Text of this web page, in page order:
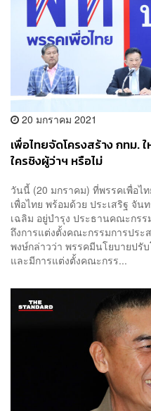
20 มกราคม 2021
เพื่อไทยจัดโครงสร้าง กทม.
ใครชิงผู้ว่าฯ หรือไม่
วันนี้ (20 มกราคม) ที่พรรคเพื่อ
เพื่อไทย พร้อมด้วย ประเสริฐ จัน
เฉลิม อยู่บำรุง ประธานคณะกร
ถึงการแต่งตั้งคณะกรรมการปร
พงษ์กล่าวว่า พรรคมีนโยบายปรับ
และมีการแต่งตั้งคณะกรร...